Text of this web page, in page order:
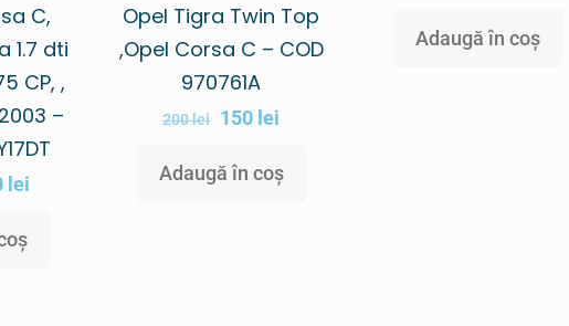
C,
1.7 dti
CP, ,
–
lei
Opel Tigra Twin Top
,Opel Corsa C – COD
970761A
200lei 150 lei
Adaugă în coș
Adaugă în coș